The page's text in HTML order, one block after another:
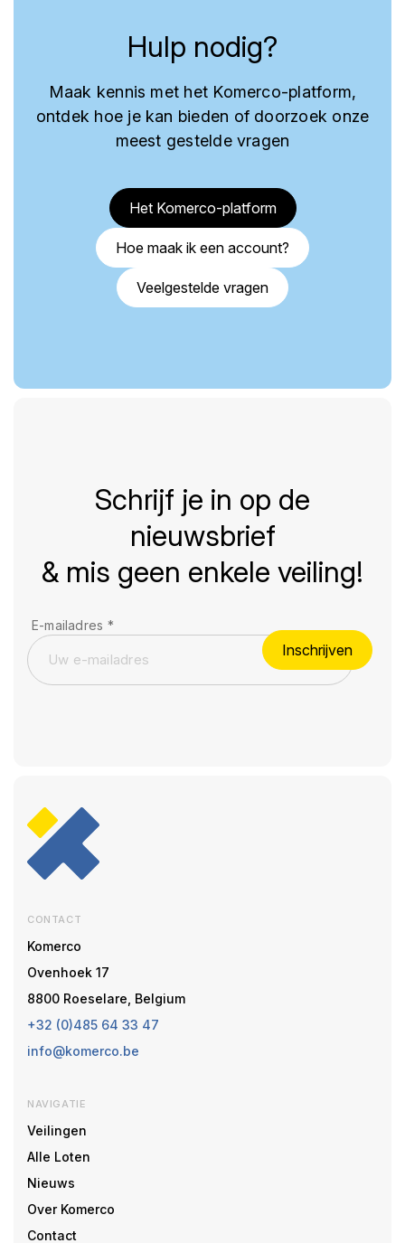
Hulp nodig?
Maak kennis met het Komerco-platform,
ontdek hoe je kan bieden of doorzoek onze
meest gestelde vragen
Het Komerco-platform
Hoe maak ik een account?
Veelgestelde vragen
Schrijf je in op de
nieuwsbrief
& mis geen enkele veiling!
E-mailadres *
Inschrijven
CONTACT
Komerco
Ovenhoek 17
8800 Roeselare, Belgium
+32 (0)485 64 33 47
info@komerco.be
NAVIGATIE
Veilingen
Alle Loten
Nieuws
Over Komerco
Contact